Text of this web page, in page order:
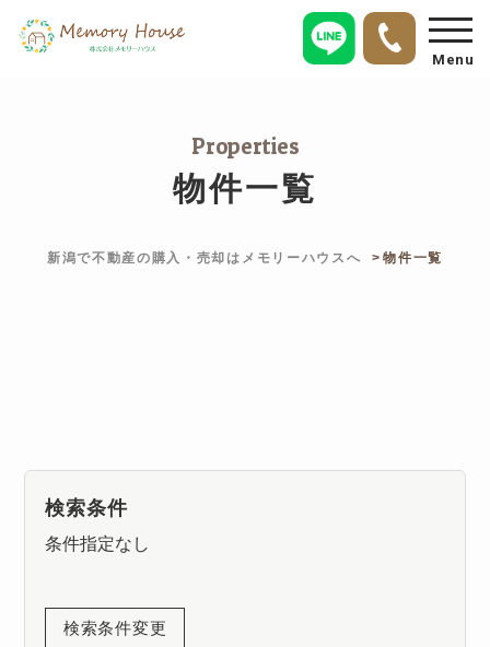
Menu
Properties
物件一覧
新潟で不動産の購入・売却はメモリーハウスへ 物件一覧
検索条件
条件指定なし
検索条件変更